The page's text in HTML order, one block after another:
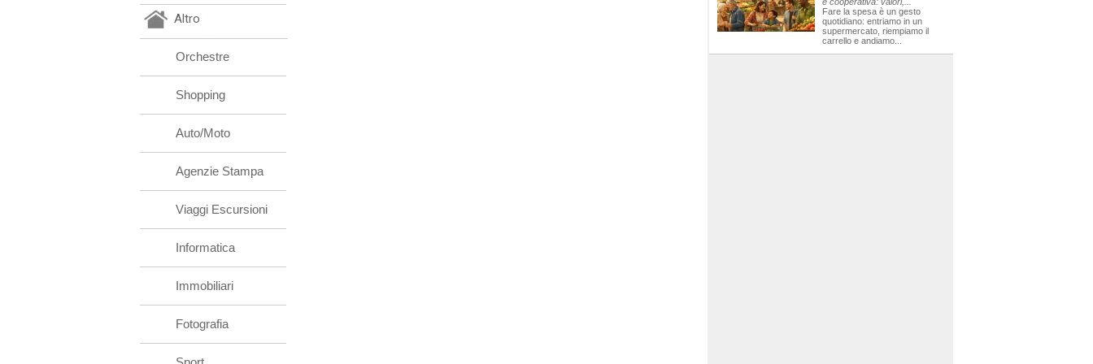
Altro
Orchestre
Shopping
Auto/Moto
Agenzie Stampa
Viaggi Escursioni
Informatica
Immobiliari
Fotografia
Fare la spesa è un gesto
quotidiano: entriamo in un
supermercato, riempiamo il
carrello e andiamo...